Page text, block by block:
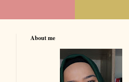
About me